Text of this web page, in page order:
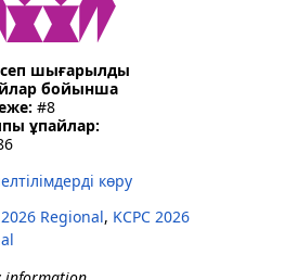
шығарылды
бойынша
#8
ұпайлар:
көру
Regional, KCPC 2026